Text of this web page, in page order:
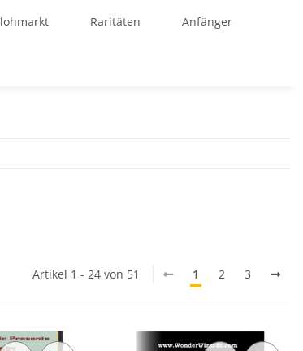
Raritäten Anfänger
Artikel 1 - 24 von 51 1 2 3